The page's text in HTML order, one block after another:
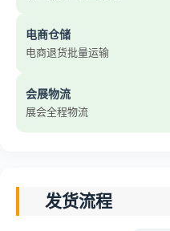
电商仓储
电商退货批量运输
会展物流
展会全程物流
发货流程